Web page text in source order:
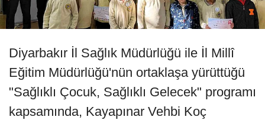
Diyarbakır İl Sağlık Müdürlüğü ile İl Millî
Eğitim Müdürlüğü'nün ortaklaşa yürüttüğü
"Sağlıklı Çocuk, Sağlıklı Gelecek" programı
kapsamında, Kayapınar Vehbi Koç